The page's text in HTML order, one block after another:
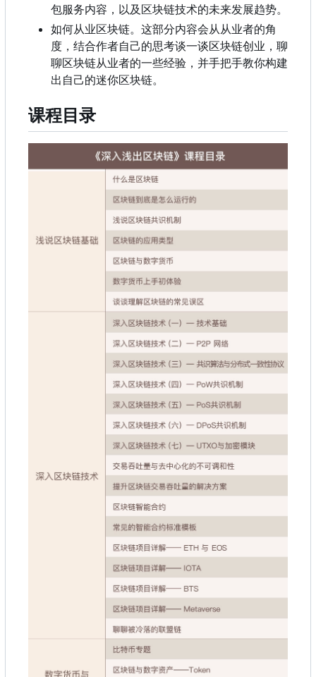
包服务内容，以及区块链技术的未来发展趋势。
如何从业区块链。这部分内容会从从业者的角
度，结合作者自己的思考谈一谈区块链创业，聊
聊区块链从业者的一些经验，并手把手教你构建
出自己的迷你区块链。
课程目录